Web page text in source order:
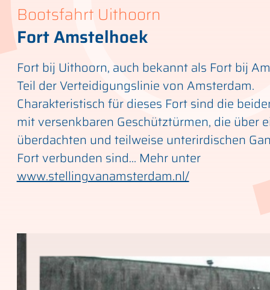
Bootsfahrt Uithoorn
Fort Amstelhoek
Fort bij Uithoorn, auch bekannt als Fort bij
Teil der Verteidigungslinie von Amsterdam.
Charakteristisch für dieses Fort sind die
mit versenkbaren Geschütztürmen, die über
überdachten und teilweise unterirdischen
Fort verbunden sind… Mehr unter
www.stellingvanamsterdam.nl/